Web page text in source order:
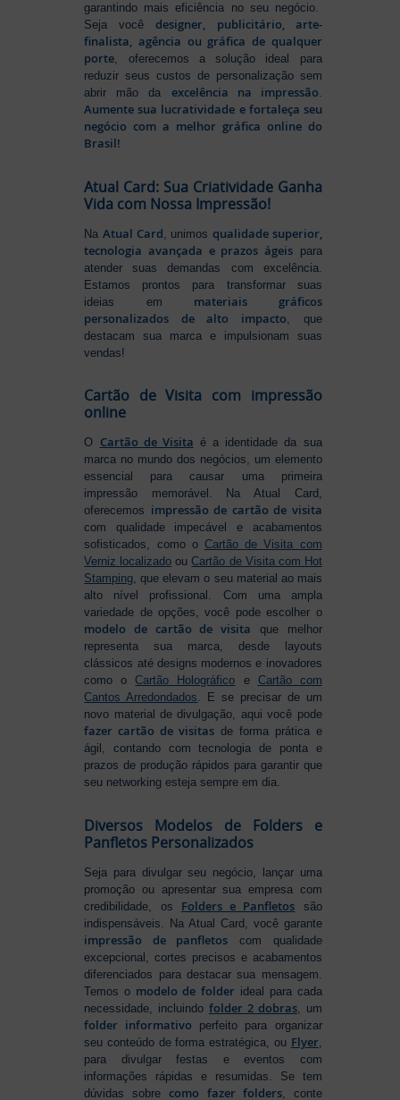
garantindo mais eficiência no seu negócio.
Seja vocêdesigner, publicitário, arte-
finalista, agência ou gráfica de qualquer
porte, oferecemos a solução ideal para
reduzir seus custos de personalização sem
abrir mão da excelência na impressão.
Aumente sua lucratividade e fortaleça seu
negócio com a melhor gráfica online do
Brasil!
Atual Card: Sua Criatividade Ganha
Vida com Nossa Impressão!
Na Atual Card , unimos qualidade superior,
tecnologia avançada e prazos ágeispara
atender suas demandas com excelência.
Estamos prontos para transformar suas
ideias em materiais gráficos
personalizados de alto impacto , que
destacam sua marca e impulsionam suas
vendas!
Cartão de Visita com impressão
online
O Cartão de Visita é a identidade da sua
marca no mundo dos negócios, um elemento
essencial para causar uma primeira
impressão memorável. Na Atual Card,
oferecemos impressão de cartão de visita
com qualidade impecável e acabamentos
sofisticados, como o Cartão de Visita com
Verniz localizado ouCartão de Visita com Hot
Stamping, que elevam o seu material ao mais
alto nível profissional. Com uma ampla
variedade de opções, você pode escolher o
modelo de cartão de visita que melhor
representa sua marca, desde layouts
clássicos até designs modernos e inovadores
como oCartão Holográfico e Cartão com
Cantos Arredondados. E se precisar de um
novo material de divulgação, aqui você pode
fazer cartão de visitas de forma prática e
ágil, contando com tecnologia de ponta e
prazos de produção rápidos para garantir que
seu networking esteja sempre em dia.
Diversos Modelos de Folders e
Panfletos Personalizados
Seja para divulgar seu negócio, lançar uma
promoção ou apresentar sua empresa com
credibilidade, os Folders e Panfletos são
indispensáveis. Na Atual Card, você garante
impressão de panfletos com qualidade
excepcional, cortes precisos e acabamentos
diferenciados para destacar sua mensagem.
Temos o modelo de folder ideal para cada
necessidade, incluindofolder 2 dobras, um
folder informativo perfeito para organizar
seu conteúdo de forma estratégica, ou Flyer
para divulgar festas e eventos com
informações rápidas e resumidas. Se tem
dúvidas sobrecomo fazer folders, conte